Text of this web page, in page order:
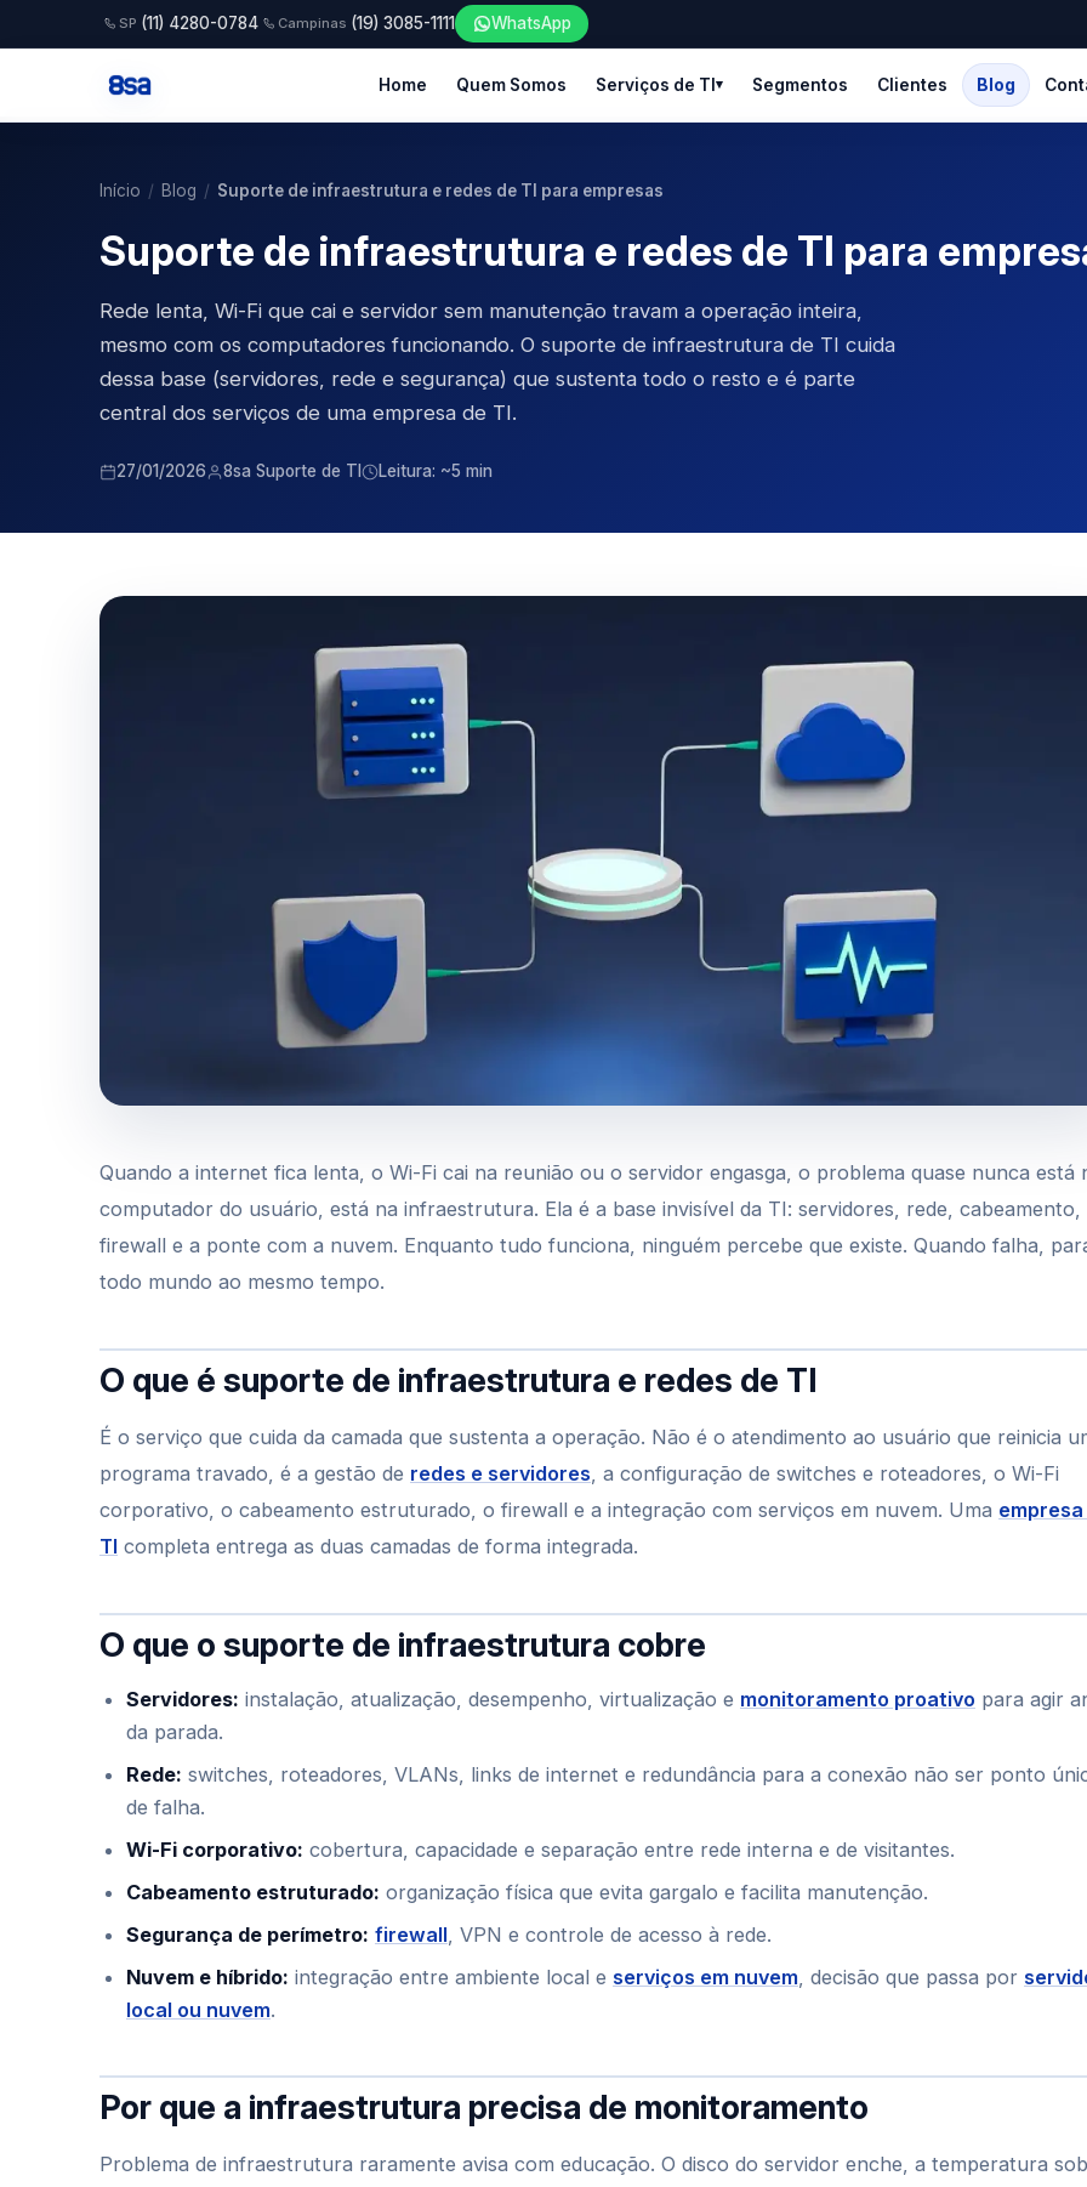
SP (11) 4280-0784 Campinas (19) 3085-1111 WhatsApp
Home Quem Somos Serviços de TI Segmentos Clientes Blog
Início / Blog / Suporte de infraestrutura e redes de TI para empresas
Suporte de infraestrutura e redes de TI para
Rede lenta, Wi-Fi que cai e servidor sem manutenção travam a operação inteira,
mesmo com os computadores funcionando. O suporte de infraestrutura de TI cuida
dessa base (servidores, rede e segurança) que sustenta todo o resto e é parte
central dos serviços de uma empresa de TI.
27/01/2026 8sa Suporte de TI Leitura: ~5 min
Quando a internet fica lenta, o Wi-Fi cai na reunião ou o servidor engasga, o problema quase nunca está
computador do usuário, está na infraestrutura. Ela é a base invisível da TI: servidores, rede, cabeamento,
firewall e a ponte com a nuvem. Enquanto tudo funciona, ninguém percebe que existe. Quando falha,
todo mundo ao mesmo tempo.
O que é suporte de infraestrutura e redes de TI
É o serviço que cuida da camada que sustenta a operação. Não é o atendimento ao usuário que reinicia
programa travado, é a gestão de redes e servidores, a configuração de switches e roteadores, o Wi-Fi
corporativo, o cabeamento estruturado, o firewall e a integração com serviços em nuvem. Uma
TI completa entrega as duas camadas de forma integrada.
O que o suporte de infraestrutura cobre
Servidores: instalação, atualização, desempenho, virtualização e monitoramento proativo para agir
da parada.
Rede: switches, roteadores, VLANs, links de internet e redundância para a conexão não ser ponto
de falha.
Wi-Fi corporativo: cobertura, capacidade e separação entre rede interna e de visitantes.
Cabeamento estruturado: organização física que evita gargalo e facilita manutenção.
Segurança de perímetro: firewall, VPN e controle de acesso à rede.
Nuvem e híbrido: integração entre ambiente local e serviços em nuvem, decisão que passa por
local ou nuvem.
Por que a infraestrutura precisa de monitoramento
Problema de infraestrutura raramente avisa com educação. O disco do servidor enche, a temperatura